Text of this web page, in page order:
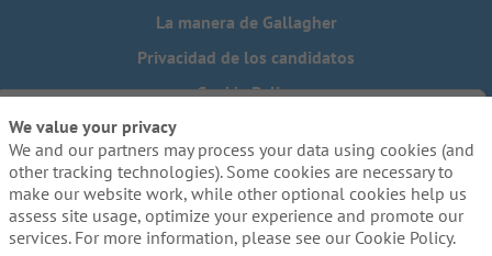
La manera de Gallagher
Privacidad de los candidatos
Cookie Policy
Do Not Sell or Share My Personal Information - US Residents
¿Necesita una adaptación especial para completar alguna
parte de nuestro proceso de solicitud, incluido el uso de
este sitio web? Escríbanos a:Careers@ajg.com
We value your privacy
We and our partners may process your data using cookies (and
other tracking technologies). Some cookies are necessary to
make our website work, while other optional cookies help us
assess site usage, optimize your experience and promote our
services. For more information, please see our Cookie Policy.